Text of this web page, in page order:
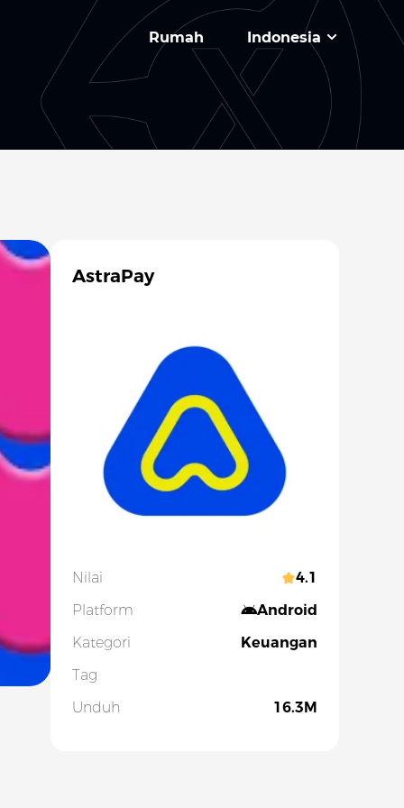
Rumah Indonesia
AstraPay
Nilai
4.1
Platform
Android
Kategori
Keuangan
Tag
Unduh
16.3M